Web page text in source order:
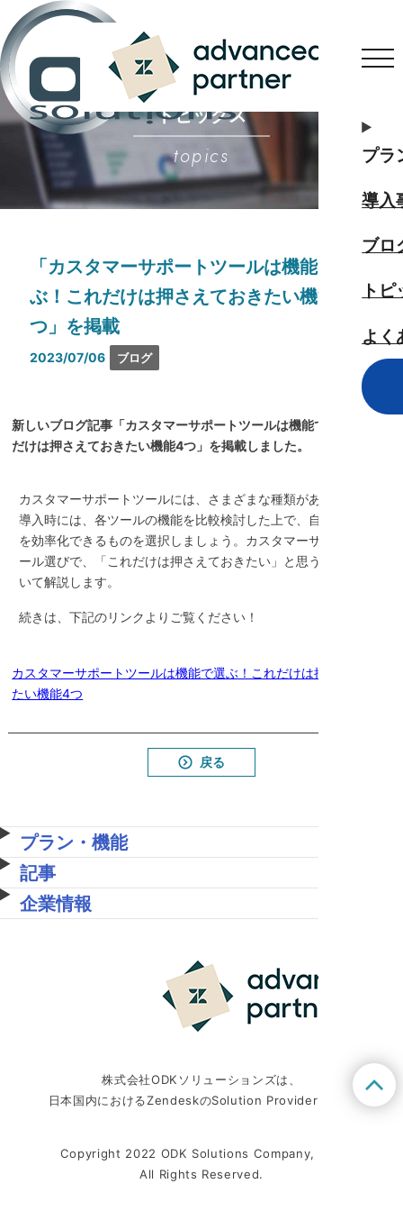
プラ
導入
ブロ
ト
よく
トピックス
topics
「カスタマーサポートツールは機能で選
ぶ！これだけは押さえておきたい機能4
つ」を掲載
2023/07/06 ブログ
新しいブログ記事「カスタマーサポートツールは機能で選ぶ！これ
だけは押さえておきたい機能4つ」を掲載しました。
カスタマーサポートツールには、さまざまな種類があります。
導入時には、各ツールの機能を比較検討した上で、自社の業務
を効率化できるものを選択しましょう。カスタマーサポートツ
ール選びで、「これだけは押さえておきたい」と思う機能につ
いて解説します。
続きは、下記のリンクよりご覧ください！
カスタマーサポートツールは機能で選ぶ！これだけは押さえておき
たい機能4つ
戻る
プラン・機能
記事
企業情報
株式会社ODKソリューションズは、
日本国内におけるZendeskのSolution Providerです。
Copyright 2022 ODK Solutions Company, Ltd.
All Rights Reserved.